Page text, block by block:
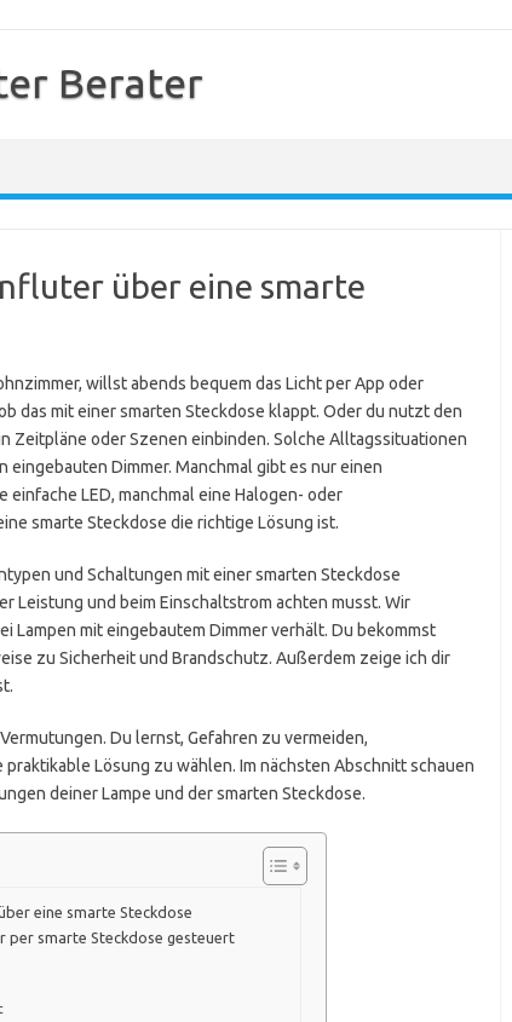
Berater
über eine smarte
willst abends bequem das Licht per App oder
das mit einer smarten Steckdose klappt. Oder du nutzt den
Zeitpläne oder Szenen einbinden. Solche Alltagssituationen
eingebauten Dimmer. Manchmal gibt es nur einen
einfache LED, manchmal eine Halogen- oder
smarte Steckdose die richtige Lösung ist.
und Schaltungen mit einer smarten Steckdose
Leistung und beim Einschaltstrom achten musst. Wir
Lampen mit eingebautem Dimmer verhält. Du bekommst
zu Sicherheit und Brandschutz. Außerdem zeige ich dir
Du lernst, Gefahren zu vermeiden,
Lösung zu wählen. Im nächsten Abschnitt schauen
deiner Lampe und der smarten Steckdose.
eine smarte Steckdose
per smarte Steckdose gesteuert